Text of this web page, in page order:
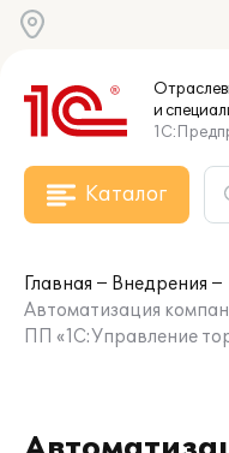
и
Каталог
Главная
Внедрения
Автоматизация
ПП «1С:Управление